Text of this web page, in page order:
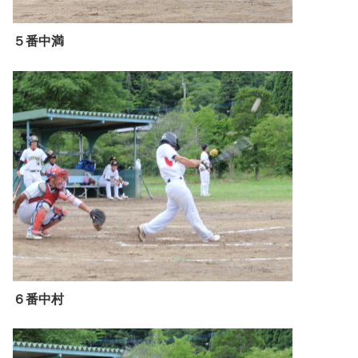
５番中満
６番中村